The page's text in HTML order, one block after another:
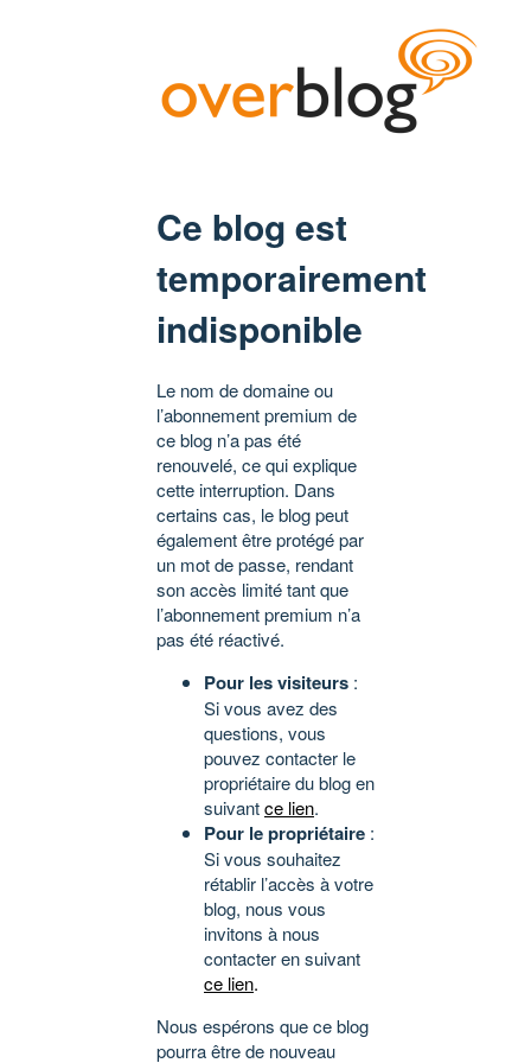
Ce blog est
temporairement
indisponible
Le nom de domaine ou
l’abonnement premium de
ce blog n’a pas été
renouvelé, ce qui explique
cette interruption. Dans
certains cas, le blog peut
également être protégé par
un mot de passe, rendant
son accès limité tant que
l’abonnement premium n’a
pas été réactivé.
Pour les visiteurs :
Si vous avez des
questions, vous
pouvez contacter le
propriétaire du blog en
suivantce lien.
Pour le propriétaire :
Si vous souhaitez
rétablir l’accès à votre
blog, nous vous
invitons à nous
contacter en suivant
ce lien.
Nous espérons que ce blog
pourra être de nouveau